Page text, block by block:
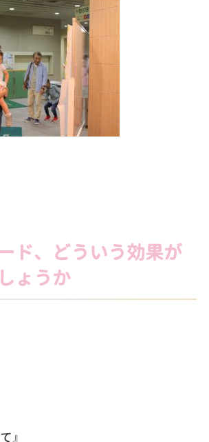
ド、どういう効果が
ょうか
』